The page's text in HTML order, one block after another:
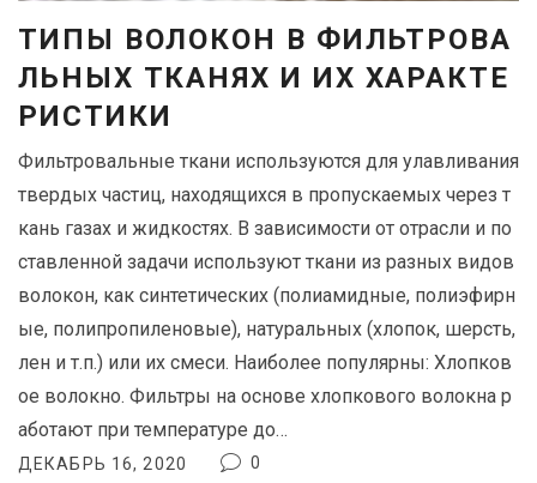
0
2
0
ТИПЫ ВОЛОКОН В ФИЛЬТРОВА
ЛЬНЫХ ТКАНЯХ И ИХ ХАРАКТЕ
РИСТИКИ
Фильтровальные ткани используются для улавливания
твердых частиц, находящихся в пропускаемых через т
кань газах и жидкостях. В зависимости от отрасли и по
ставленной задачи используют ткани из разных видов
волокон, как синтетических (полиамидные, полиэфирн
ые, полипропиленовые), натуральных (хлопок, шерсть,
лен и т.п.) или их смеси. Наиболее популярны: Хлопков
ое волокно. Фильтры на основе хлопкового волокна р
аботают при температуре до…
ДЕКАБРЬ 16, 2020 0